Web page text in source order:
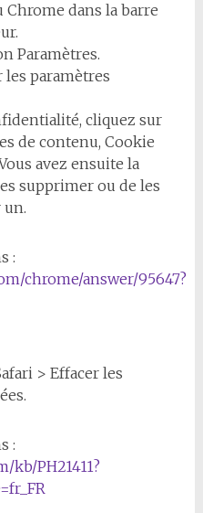
dans la barre
Paramètres.
paramètres
cliquez sur
de contenu, Cookie
avez ensuite la
supprimer ou de les
:
chrome/answer/95647?
> Effacer les
:
kb/PH21411?